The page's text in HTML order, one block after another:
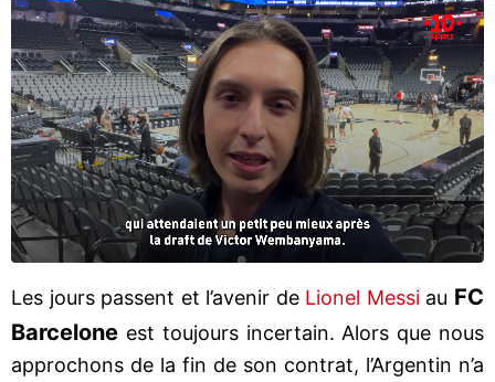
Les jours passent et l’avenir de Lionel Messiau FC
Barcelone est toujours incertain. Alors que nous
approchons de la fin de son contrat, l’Argentin n’a